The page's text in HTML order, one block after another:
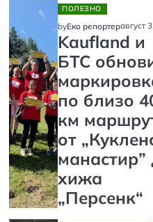
ПОЛЕЗНО
byЕко репортеравгуст
Kaufland и
БТС
по близо
км
от
манастир”
хижа
„Персенк“